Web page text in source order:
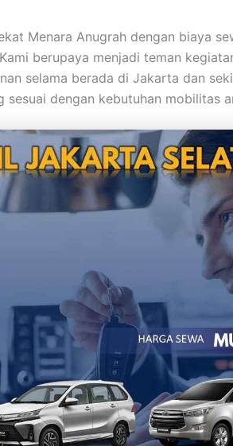
Menara Anugrah dengan biaya
berupaya menjadi teman
selama berada di Jakarta dan
sesuai dengan kebutuhan mobilitas